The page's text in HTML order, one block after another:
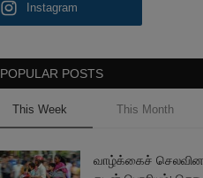
Instagram
POPULAR POSTS
This Week This Month
வாழ்க்கைச் செலவின